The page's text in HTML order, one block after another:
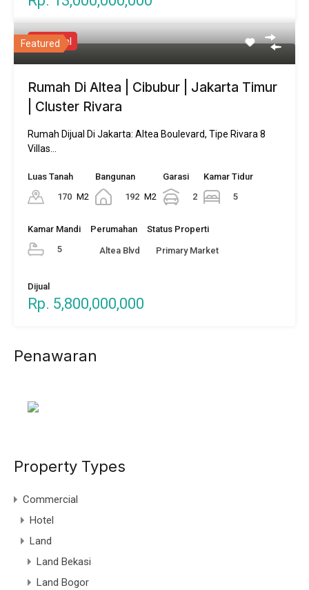
Featured
Hot Deal
Rumah Di Altea | Cibubur | Jakarta Timur
| Cluster Rivara
Rumah Dijual Di Jakarta: Altea Boulevard, Tipe Rivara 8
Villas…
Luas Tanah
170 M2
Bangunan
192 M2
Garasi
2
Kamar Tidur
5
Kamar Mandi
5
Perumahan
Altea Blvd
Status Properti
Primary Market
Dijual
Rp. 5,800,000,000
Penawaran
Property Types
Commercial
Hotel
Land
Land Bekasi
Land Bogor